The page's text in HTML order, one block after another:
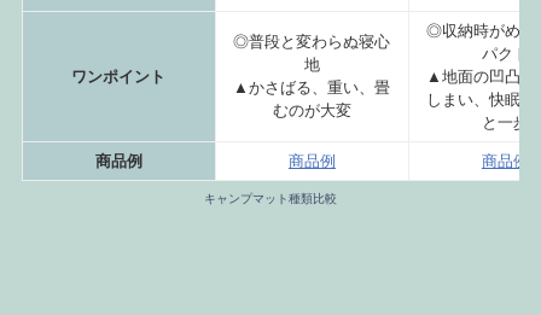
ワンポイント
◎普段と変わらぬ寝心
地
▲かさばる、重い、畳
むのが大変
◎収納時がめち
パクト
▲地面の凹凸を
しまい、快眠ま
と一歩
商品例 商品例 商品例
キャンプマット種類比較